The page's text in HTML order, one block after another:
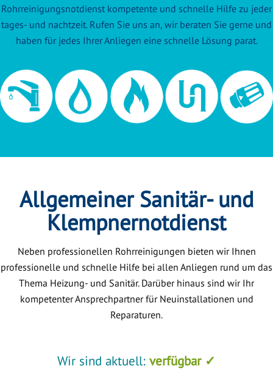
Rohrreinigungsnotdienst kompetente und schnelle Hilfe zu jeder
tages- und nachtzeit. Rufen Sie uns an, wir beraten Sie gerne und
haben für jedes Ihrer Anliegen eine schnelle Lösung parat.
Allgemeiner Sanitär- und
Klempnernotdienst
Neben professionellen Rohrreinigungen bieten wir Ihnen
professionelle und schnelle Hilfe bei allen Anliegen rund um das
Thema Heizung- und Sanitär. Darüber hinaus sind wir Ihr
kompetenter Ansprechpartner für Neuinstallationen und
Reparaturen.
Wir sind aktuell: verfügbar ✓